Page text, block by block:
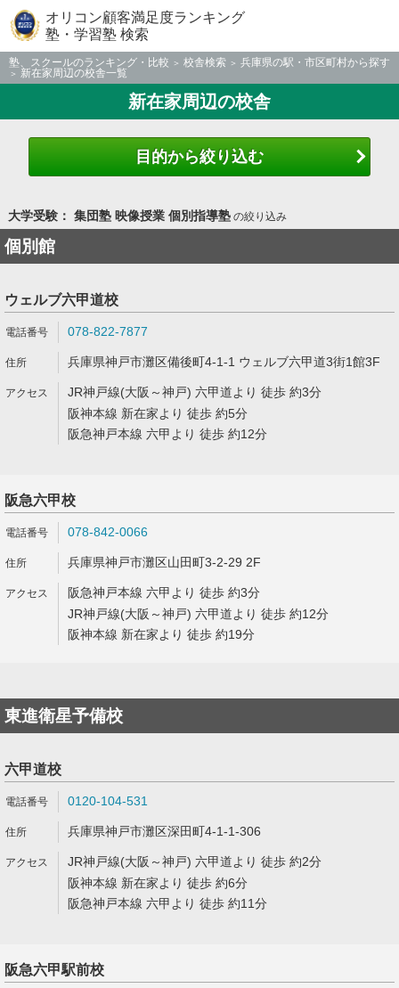
オリコン顧客満足度ランキング
塾・学習塾 検索
塾、スクールのランキング・比較 校舎検索
兵庫県の駅・市区町村から探す
新在家周辺の校舎一覧
新在家周辺の校舎
目的から絞り込む
大学受験： 集団塾 映像授業 個別指導塾の絞り込み
個別館
ウェルブ六甲道校
078-822-7877
兵庫県神戸市灘区備後町4-1-1 ウェルブ六甲道3街1館3F
JR神戸線(大阪～神戸) 六甲道より 徒歩 約3分
阪神本線 新在家より 徒歩 約5分
阪急神戸本線 六甲より 徒歩 約12分
阪急六甲校
078-842-0066
兵庫県神戸市灘区山田町3-2-29 2F
阪急神戸本線 六甲より 徒歩 約3分
JR神戸線(大阪～神戸) 六甲道より 徒歩 約12分
阪神本線 新在家より 徒歩 約19分
東進衛星予備校
六甲道校
0120-104-531
兵庫県神戸市灘区深田町4-1-1-306
JR神戸線(大阪～神戸) 六甲道より 徒歩 約2分
阪神本線 新在家より 徒歩 約6分
阪急神戸本線 六甲より 徒歩 約11分
阪急六甲駅前校